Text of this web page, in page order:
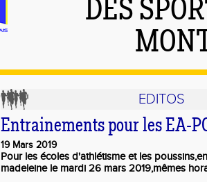
DES
EDITOS
Entrainements pour les EA-
19 Mars 2019
Pour les écoles d'athlétisme et les
madeleine le mardi 26 mars 2019,mêmes